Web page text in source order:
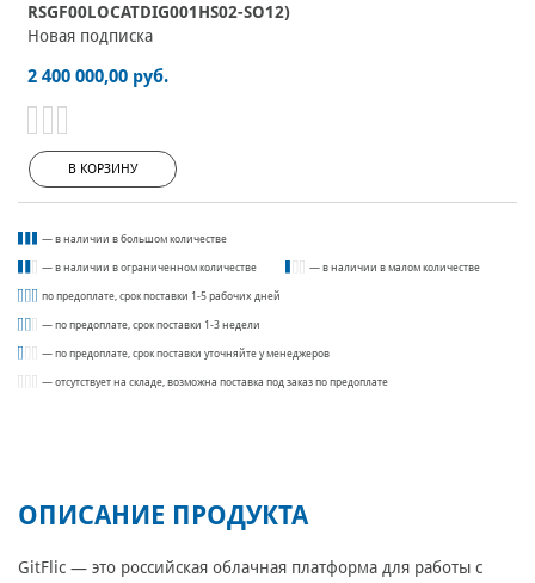
RSGF00LOCATDIG001HS02-SO12)
Новая подписка
2 400 000,00 руб.
В КОРЗИНУ
— в наличии в большом количестве
— в наличии в ограниченном количестве — в наличии в малом количестве
по предоплате, срок поставки 1-5 рабочих дней
— по предоплате, срок поставки 1-3 недели
— по предоплате, срок поставки уточняйте у менеджеров
— отсутствует на складе, возможна поставка под заказ по предоплате
ОПИСАНИЕ ПРОДУКТА
GitFlic — это российская облачная платформа для работы с